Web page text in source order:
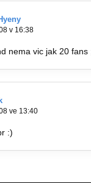
v 16:38
nema vic jak 20 fans
ve 13:40
:)